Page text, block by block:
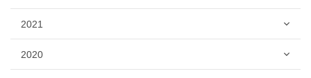
2021
2020